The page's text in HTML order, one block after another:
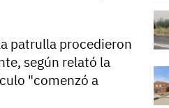
patrulla procedieron
según relató la
"comenzó a